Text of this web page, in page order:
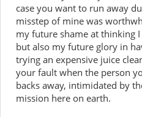
case you want to run away
misstep of mine was
my future shame at thinking
but also my future glory in
trying an expensive juice
your fault when the person
backs away, intimidated by
mission here on earth.